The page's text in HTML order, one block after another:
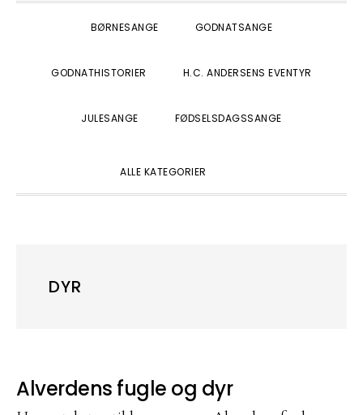
BØRNESANGE GODNATSANGE
GODNATHISTORIER H.C. ANDERSENS EVENTYR
JULESANGE FØDSELSDAGSSANGE
ALLE KATEGORIER
DYR
Alverdens fugle og dyr